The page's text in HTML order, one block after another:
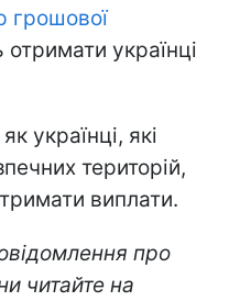
грошової
українці
українці, які
територій,
виплати.
про
читайте на